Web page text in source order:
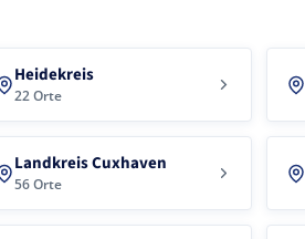
Heidekreis
22 Orte
Landkreis Cuxhaven
56 Orte